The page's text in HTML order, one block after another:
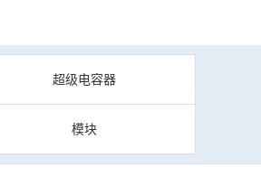
超级电容器
模块